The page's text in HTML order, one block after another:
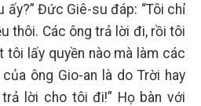
ấy?” Đức Giê-su đáp: “Tôi chỉ
thôi. Các ông trả lời đi, rồi tôi
tôi lấy quyền nào mà làm các
ông Gio-an là do Trời hay
lời cho tôi đi!” Họ bàn với